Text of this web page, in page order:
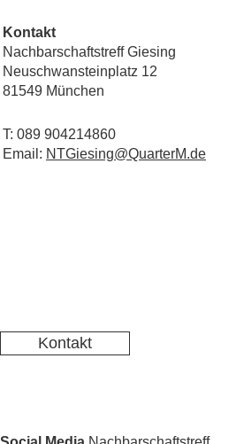
Kontakt
Nachbarschaftstreff Giesing
Neuschwansteinplatz 12
81549 München
T: 089 904214860
Email: NTGiesing@QuarterM.de
Kontakt